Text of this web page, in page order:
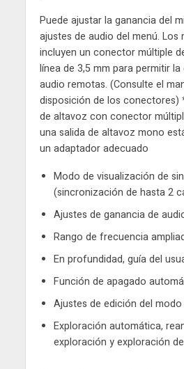
Puede ajustar la ganancia del
ajustes de audio del menú. Los
incluyen un conector múltiple
línea de 3,5 mm para permitir
audio remotas. (Consulte el
disposición de los conectores)
de altavoz con conector
una salida de altavoz mono
un adaptador adecuado
Modo de visualización de
(sincronización de hasta 2
Ajustes de ganancia de
Rango de frecuencia
En profundidad, guía del
Función de apagado
Ajustes de edición del
Exploración automática,
exploración y exploración